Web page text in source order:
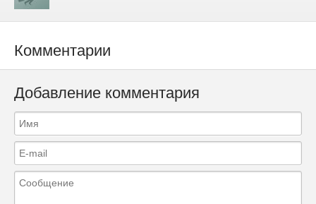
Комментарии
Добавление комментария